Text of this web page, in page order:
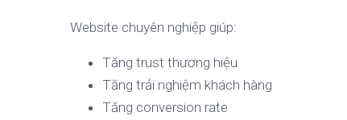
Website chuyên nghiệp giúp:
Tăng trust thương hiệu
Tăng trải nghiệm khách hàng
Tăng conversion rate